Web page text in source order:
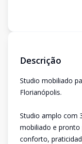
Descrição
Studio mobiliado
Florianópolis.
Studio amplo com
mobiliado e pronto
conforto,